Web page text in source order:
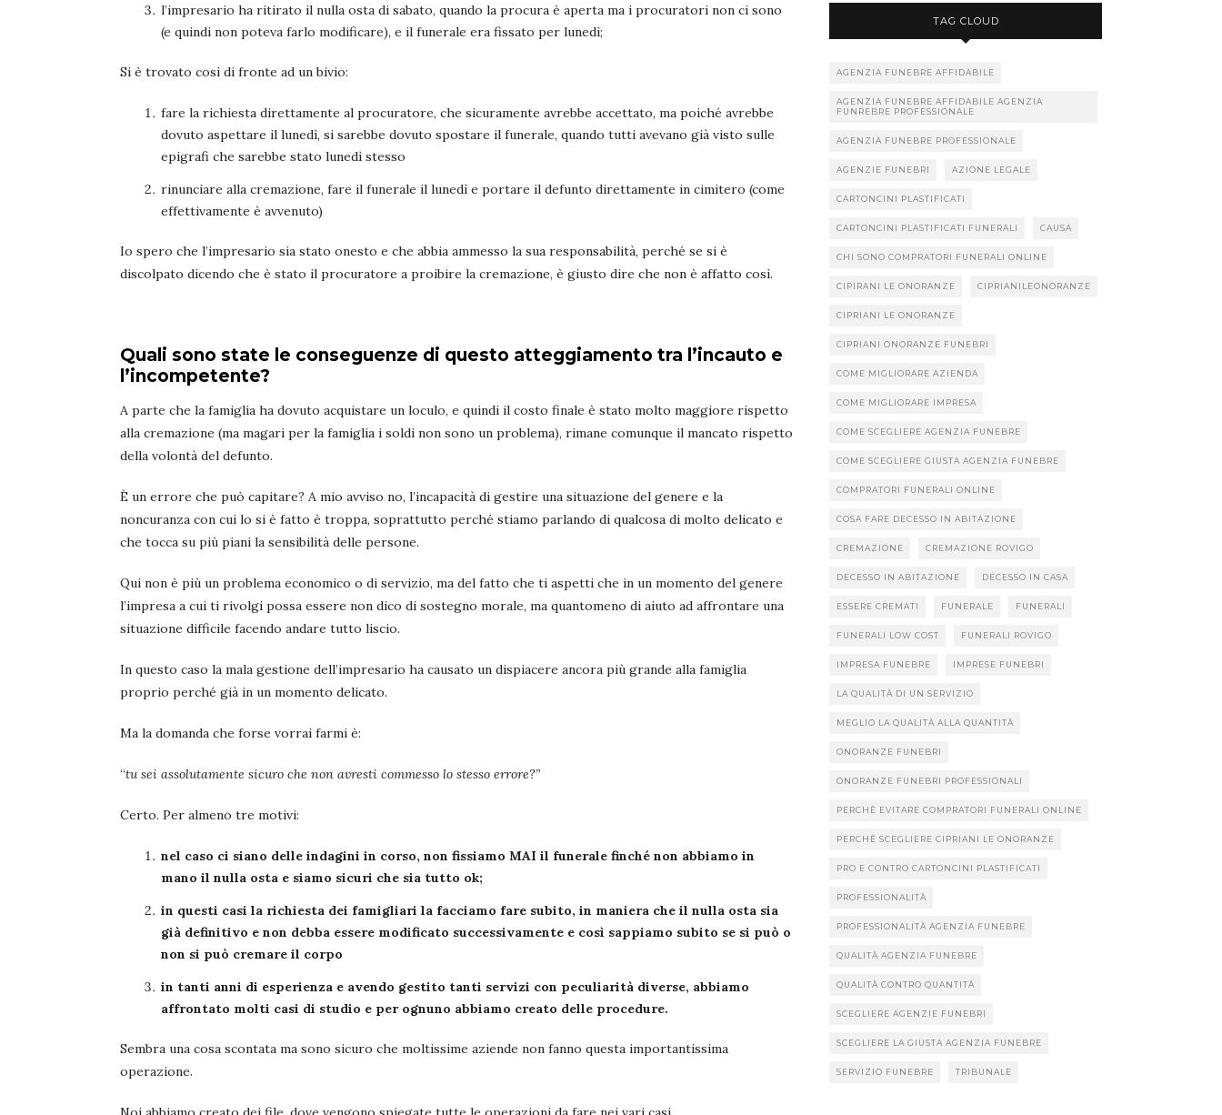
l’impresario ha ritirato il nulla osta di sabato, quando la procura è aperta ma i procuratori non ci sono
(e quindi non poteva farlo modificare), e il funerale era fissato per lunedì;
Si è trovato così di fronte ad un bivio:
fare la richiesta direttamente al procuratore, che sicuramente avrebbe accettato, ma poiché avrebbe
dovuto aspettare il lunedì, si sarebbe dovuto spostare il funerale, quando tutti avevano già visto sulle
epigrafi che sarebbe stato lunedì stesso
rinunciare alla cremazione, fare il funerale il lunedì e portare il defunto direttamente in cimitero (come
effettivamente è avvenuto)
Io spero che l’impresario sia stato onesto e che abbia ammesso la sua responsabilità, perché se si è
discolpato dicendo che è stato il procuratore a proibire la cremazione, è giusto dire che non è affatto così.
Quali sono state le conseguenze di questo atteggiamento tra l’incauto e
l’incompetente?
A parte che la famiglia ha dovuto acquistare un loculo, e quindi il costo finale è stato molto maggiore rispetto
alla cremazione (ma magari per la famiglia i soldi non sono un problema), rimane comunque il mancato rispetto
della volontà del defunto.
È un errore che può capitare? A mio avviso no, l’incapacità di gestire una situazione del genere e la
noncuranza con cui lo si è fatto è troppa, soprattutto perché stiamo parlando di qualcosa di molto delicato e
che tocca su più piani la sensibilità delle persone.
Qui non è più un problema economico o di servizio, ma del fatto che ti aspetti che in un momento del genere
l’impresa a cui ti rivolgi possa essere non dico di sostegno morale, ma quantomeno di aiuto ad affrontare una
situazione difficile facendo andare tutto liscio.
In questo caso la mala gestione dell’impresario ha causato un dispiacere ancora più grande alla famiglia
proprio perché già in un momento delicato.
Ma la domanda che forse vorrai farmi è:
“tu sei assolutamente sicuro che non avresti commesso lo stesso errore?”
Certo. Per almeno tre motivi:
nel caso ci siano delle indagini in corso, non fissiamo MAI il funerale finché non abbiamo in
mano il nulla osta e siamo sicuri che sia tutto ok;
in questi casi la richiesta dei famigliari la facciamo fare subito, in maniera che il nulla osta sia
già definitivo e non debba essere modificato successivamente e così sappiamo subito se si può o
non si può cremare il corpo
in tanti anni di esperienza e avendo gestito tanti servizi con peculiarità diverse, abbiamo
affrontato molti casi di studio e per ognuno abbiamo creato delle procedure.
Sembra una cosa scontata ma sono sicuro che moltissime aziende non fanno questa importantissima
operazione.
TAG CLOUD
AGENZIA FUNEBRE AFFIDABILE
AGENZIA FUNEBRE AFFIDABILE AGENZIA
FUNREBRE PROFESSIONALE
AGENZIA FUNEBRE PROFESSIONALE
AGENZIE FUNEBRI AZIONE LEGALE
CARTONCINI PLASTIFICATI
CARTONCINI PLASTIFICATI FUNERALI CAUSA
CHI SONO COMPRATORI FUNERALI ONLINE
CIPIRANI LE ONORANZE CIPRIANILEONORANZE
CIPRIANI LE ONORANZE
CIPRIANI ONORANZE FUNEBRI
COME MIGLIORARE AZIENDA
COME MIGLIORARE IMPRESA
COME SCEGLIERE AGENZIA FUNEBRE
COME SCEGLIERE GIUSTA AGENZIA FUNEBRE
COMPRATORI FUNERALI ONLINE
COSA FARE DECESSO IN ABITAZIONE
CREMAZIONE CREMAZIONE ROVIGO
DECESSO IN ABITAZIONE DECESSO IN CASA
ESSERE CREMATI FUNERALE FUNERALI
FUNERALI LOW COST FUNERALI ROVIGO
IMPRESA FUNEBRE IMPRESE FUNEBRI
LA QUALITÀ DI UN SERVIZIO
MEGLIO LA QUALITÀ ALLA QUANTITÀ
ONORANZE FUNEBRI
ONORANZE FUNEBRI PROFESSIONALI
PERCHÈ EVITARE COMPRATORI FUNERALI ONLINE
PERCHÈ SCEGLIERE CIPRIANI LE ONORANZE
PRO E CONTRO CARTONCINI PLASTIFICATI
PROFESSIONALITÀ
PROFESSIONALITÀ AGENZIA FUNEBRE
QUALITÀ AGENZIA FUNEBRE
QUALITÀ CONTRO QUANTITÀ
SCEGLIERE AGENZIE FUNEBRI
SCEGLIERE LA GIUSTA AGENZIA FUNEBRE
SERVIZIO FUNEBRE TRIBUNALE